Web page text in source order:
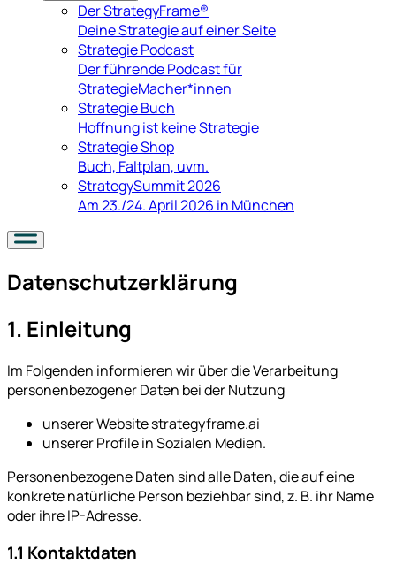
Der StrategyFrame®
Deine Strategie auf einer Seite
Strategie Podcast
Der führende Podcast für
StrategieMacher*innen
Strategie Buch
Hoffnung ist keine Strategie
Strategie Shop
Buch, Faltplan, uvm.
StrategySummit 2026
Am 23./24. April 2026 in München
Datenschutzerklärung
1. Einleitung
Im Folgenden informieren wir über die Verarbeitung
personenbezogener Daten bei der Nutzung
unserer Website strategyframe.ai
unserer Profile in Sozialen Medien.
Personenbezogene Daten sind alle Daten, die auf eine
konkrete natürliche Person beziehbar sind, z. B. ihr Name
oder ihre IP-Adresse.
1.1 Kontaktdaten